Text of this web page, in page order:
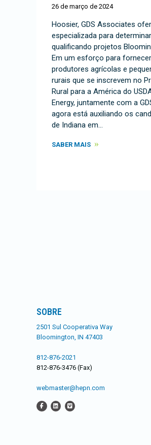
26 de março de 2024
Hoosier, GDS Associates
especializada para
qualificando projetos
Em um esforço para
produtores agrícolas e
rurais que se inscrevem no
Rural para a América do
Energy, juntamente com a
agora está auxiliando os
de Indiana em…
SABER MAIS
SOBRE
2501 Sul Cooperativa Way
Bloomington, IN 47403
812-876-2021
812-876-3476 (Fax)
webmaster@hepn.com